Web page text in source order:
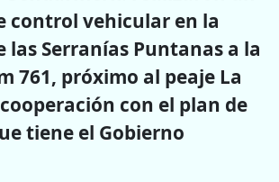
control vehicular en la
las Serranías Puntanas a la
761, próximo al peaje La
con el plan de
tiene el Gobierno